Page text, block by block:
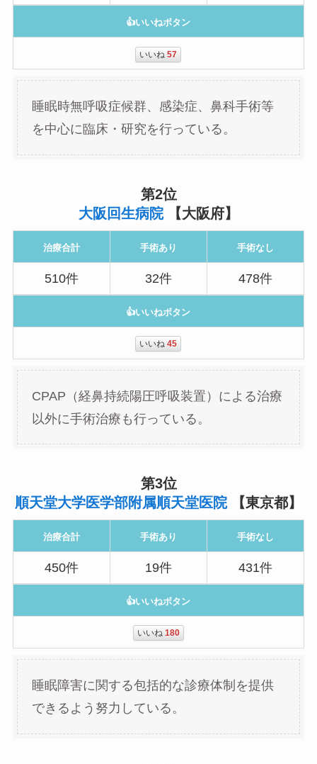
👍いいねボタン
いいね57
睡眠時無呼吸症候群、感染症、鼻科手術等
を中心に臨床・研究を行っている。
第2位
大阪回生病院【大阪府】
治療合計 手術あり 手術なし
510件 32件 478件
👍いいねボタン
いいね45
CPAP（経鼻持続陽圧呼吸装置）による治療
以外に手術治療も行っている。
第3位
順天堂大学医学部附属順天堂医院【東京都】
治療合計 手術あり 手術なし
450件 19件 431件
👍いいねボタン
いいね 180
睡眠障害に関する包括的な診療体制を提供
できるよう努力している。